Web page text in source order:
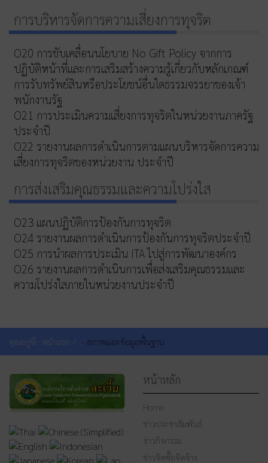
การบริหารจัดการความเสี่ยงการทุจริต
O20 การขับเคลื่อนนโยบาย No Gift Policy จากการ
ปฏิบัติหน้าที่และการเสริมสร้างความรู้เกี่ยวกับหลักเกณฑ์
การรับทรัพย์สินหรือประโยชน์อื่นใดธรรมจรรยาของเจ้า
พนักงานรัฐ
O21 การประเมินความเสี่ยงการทุจริตในหน่วยงานภาครัฐ
ประจำปี
O22 รายงานผลการดำเนินการตามแผนบริหารจัดการความ
เสี่ยงการทุจริตของหน่วยงาน ประจำปี
การส่งเสริมคุณธรรมและความโปร่งใส
O23 แผนปฏิบัติการป้องกันการทุจริต
O24 รายงานผลการดำเนินการป้องกันการทุจริตประจำปี
O25 การนำผลการประเมิน ITA ไปสู่การพัฒนาองค์กร
O26 รายงานผลการดำเนินการเพื่อส่งเสริมคุณธรรมและ
ความโปร่งใสภายในหน่วยงานประจำปี
คุณอยู่ที่: หน้าแรก - สภาพและข้อมูลพื้นฐาน
หน้าหลัก
Home
ข่าวประชาสัมพันธ์
ข่าวกิจกรรม
ข่าวจัดซื้อจัดจ้าง